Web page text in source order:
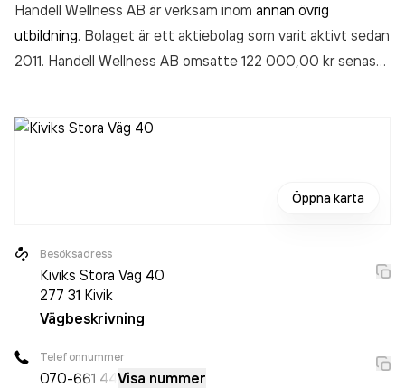
Handell Wellness AB är verksam inom annan övrig
utbildning. Bolaget är ett aktiebolag som varit aktivt sedan
2011. Handell Wellness AB omsatte 122 000,00 krsenaste
Öppna karta
Besöksadress
Kiviks Stora Väg 40
277 31 Kivik
Vägbeskrivning
Telefonnummer
070-661 44 Visa nummer